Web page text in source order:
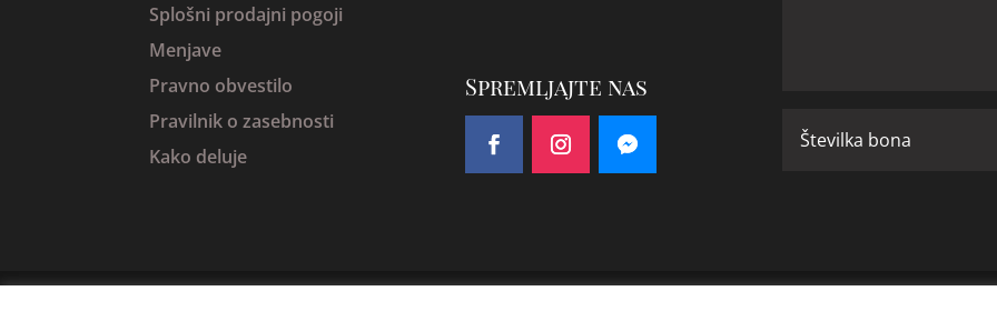
Splošni prodajni pogoji
Menjave
Pravno obvestilo
Pravilnik o zasebnosti
Kako deluje
Spremljajte nas